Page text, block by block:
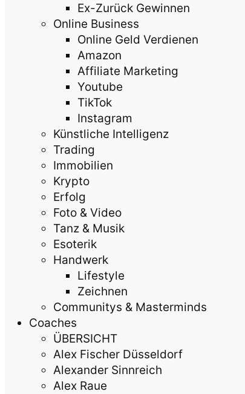
Ex-Zurück Gewinnen
Online Business
Online Geld Verdienen
Amazon
Affiliate Marketing
Youtube
TikTok
Instagram
Künstliche Intelligenz
Trading
Immobilien
Krypto
Erfolg
Foto & Video
Tanz & Musik
Esoterik
Handwerk
Lifestyle
Zeichnen
Communitys & Masterminds
Coaches
ÜBERSICHT
Alex Fischer Düsseldorf
Alexander Sinnreich
Alex Raue